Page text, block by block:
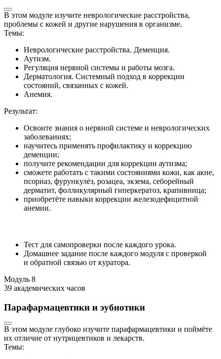
В этом модуле изучите неврологические расстройства,
проблемы с кожей и другие нарушения в организме.
Темы:
Неврологические расстройства. Деменция.
Аутизм.
Регуляция нервной системы и работы мозга.
Дерматология. Системный подход в коррекции
состояний, связанных с кожей.
Анемия.
Результат:
Освоите знания о нервной системе и неврологических
заболеваниях;
научитесь применять профилактику и коррекцию
деменции;
получите рекомендации для коррекции аутизма;
сможете работать с такими состояниями кожи, как акне,
псориаз, фурункулёз, розацеа, экзема, себорейный
дерматит, фолликулярный гиперкератоз, крапивница;
приобретёте навыки коррекции железодефицитной
анемии.
Тест для самопроверки после каждого урока.
Домашнее задание после каждого модуля с проверкой
и обратной связью от куратора.
Модуль 8
39 академических часов
Парафармацевтики и эубиотики
В этом модуле глубоко изучите парафармацевтики и поймёте
их отличие от нутрицевтиков и лекарств.
Темы: